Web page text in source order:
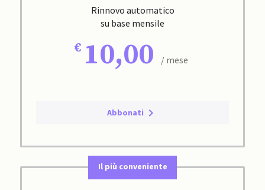
Rinnovo automatico
su base mensile
10,00 / mese
Abbonati
Il più conveniente